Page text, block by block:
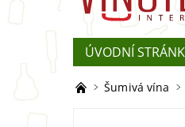
ÚVODNÍ
REKLAMACE
Šumivá vína